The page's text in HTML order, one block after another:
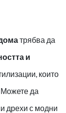
трябва да
и
които
Можете да
дрехи с модни